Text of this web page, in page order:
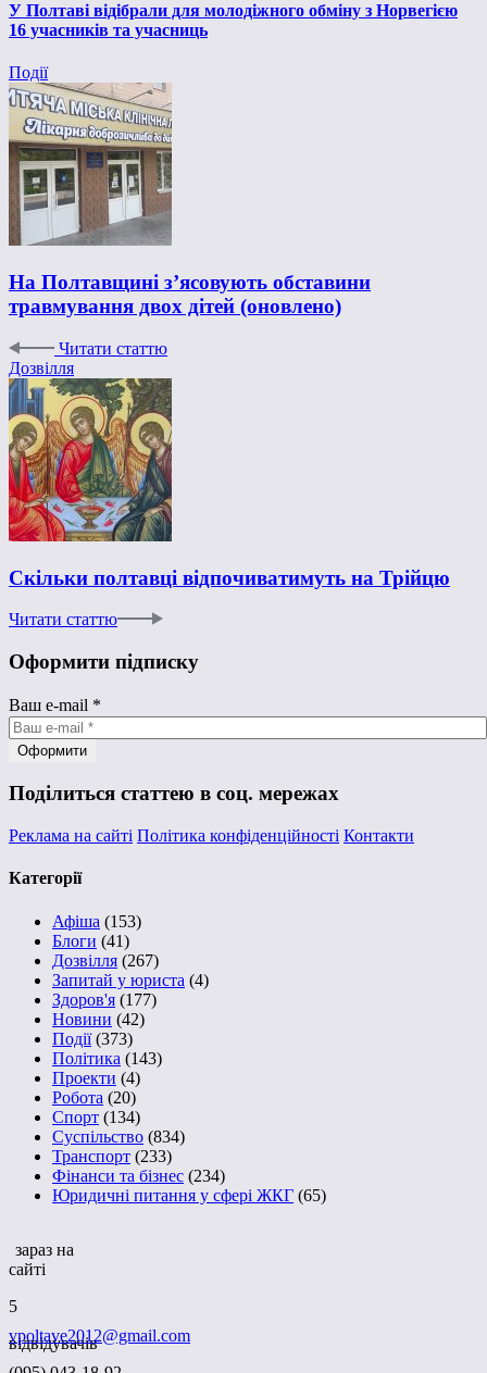
У Полтаві відібрали для молодіжного обміну з Норвегією
16 учасників та учасниць
Події
На Полтавщині з’ясовують обставини
травмування двох дітей (оновлено)
Читати статтю
Дозвілля
Скільки полтавці відпочиватимуть на Трійцю
Читати статтю
Оформити підписку
Ваш e-mail *
Поділиться статтею в соц. мережах
Реклама на сайті Політика конфіденційності Контакти
Категорії
Афіша (153)
Блоги (41)
Дозвілля (267)
Запитай у юриста (4)
Здоров'я (177)
Новини (42)
Події(373)
Політика (143)
Проекти (4)
Робота (20)
Спорт (134)
Суспільство (834)
Транспорт (233)
Фінанси та бізнес (234)
Юридичні питання у сфері ЖКГ (65)
зараз на
сайті
5
відвідувачів
vpoltave2012@gmail.com